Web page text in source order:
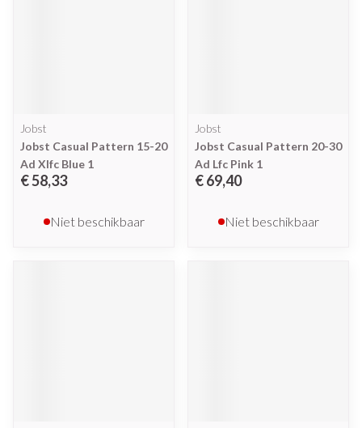
Jobst
Jobst Casual Pattern 15-20
Ad Xlfc Blue 1
€ 58,33
Niet beschikbaar
Jobst
Jobst Casual Pattern 20-30
Ad Lfc Pink 1
€ 69,40
Niet beschikbaar